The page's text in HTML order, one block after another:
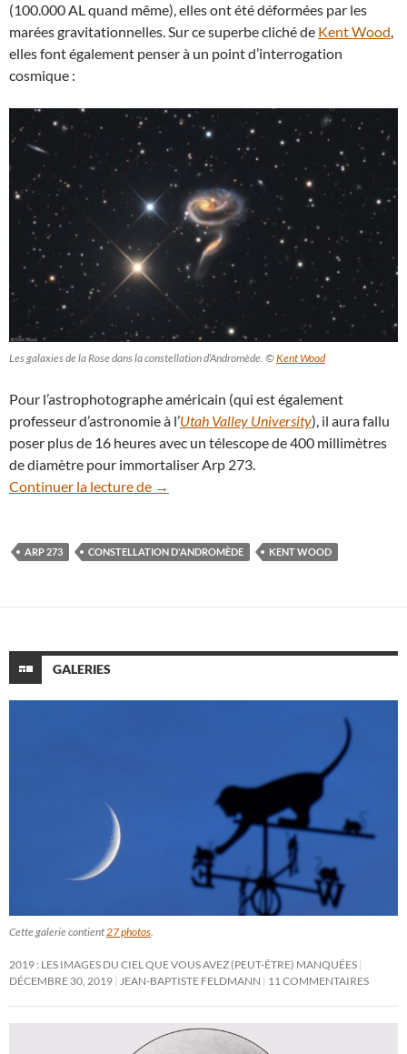
(100.000 AL quand même), elles ont été déformées par les
marées gravitationnelles. Sur ce superbe cliché de Kent Wood,
elles font également penser à un point d’interrogation
cosmique :
Les galaxies de la Rose dans la constellation d’Andromède. ©Kent Wood
Pour l’astrophotographe américain (qui est également
professeur d’astronomie à l’Utah Valley University), il aura fallu
poser plus de 16 heures avec un télescope de 400 millimètres
de diamètre pour immortaliser Arp 273.
Continuer la lecture de
Arp 273, deux galaxies enlacées du côté
→
ARP 273 CONSTELLATION D'ANDROMÈDE KENT WOOD
GALERIES
Cette galerie contient 27 photos
2019 : LES IMAGES DU CIEL QUE VOUS AVEZ (PEUT-ÊTRE) MANQUÉES
DÉCEMBRE 30, 2019
JEAN-BAPTISTE FELDMANN 11 COMMENTAIRES